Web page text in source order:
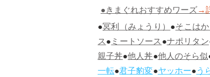
●きまぐれおすすめワーズ→
●冥利（みょうり）●そこは
ス●ミートソース●ナポリタン
親子丼●他人丼●他人のそら似
一転●君子豹変●ヤッホー●う